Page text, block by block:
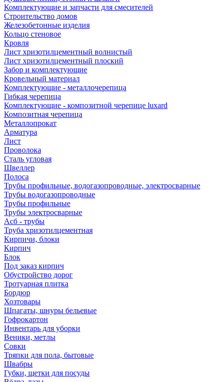
Комплектующие и запчасти для смесителей
Строительство домов
Железобетонные изделия
Кольцо стеновое
Кровля
Лист хризотилцементный волнистый
Лист хризотилцементный плоский
Забор и комплектующие
Кровельный материал
Комплектующие - металлочерепица
Гибкая черепица
Комплектующие - композитной черепице luxard
Композитная черепица
Металлопрокат
Арматура
Лист
Проволока
Сталь угловая
Швеллер
Полоса
Трубы профильные, водогазопроводные, электросварные
Трубы водогазопроводные
Трубы профильные
Трубы электросварные
Асб - трубы
Труба хризотилцементная
Кирпичи, блоки
Кирпич
Блок
Под заказ кирпич
Обустройство дорог
Тротуарная плитка
Бордюр
Хозтовары
Шпагаты, шнуры бельевые
Гофрокартон
Инвентарь для уборки
Веники, метлы
Совки
Тряпки для пола, бытовые
Швабры
Губки, щетки для посуды